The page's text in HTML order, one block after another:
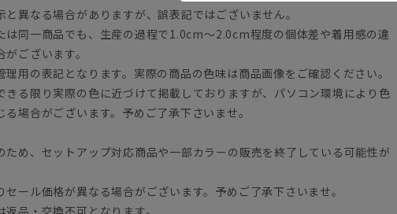
と異なる場合がありますが、誤表記ではございません。
は同一商品でも、生産の過程で1.0cm～2.0cm程度の個体差や着用感の違
ございます。
用の表記となります。実際の商品の色味は商品画像をご確認ください。
る限り実際の色に近づけて掲載しておりますが、パソコン環境により色
る場合がございます。予めご了承下さいませ。
め、セットアップ対応商品や一部カラーの販売を終了している可能性が
ール価格が異なる場合がございます。予めご了承下さいませ。
品・交換不可となります。